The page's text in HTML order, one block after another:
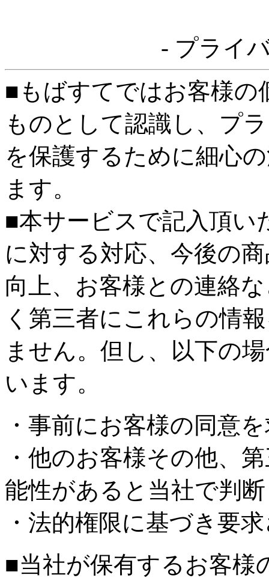
- プライ
■もばすてではお客様の
ものとして認識し、プ
を保護するために細心
ます。
■本サービスで記入頂い
に対する対応、今後の
向上、お客様との連絡
く第三者にこれらの情
ません。但し、以下の
います。
・事前にお客様の同意
・他のお客様その他、
能性があると当社で判
・法的権限に基づき要
■当社が保有するお客様